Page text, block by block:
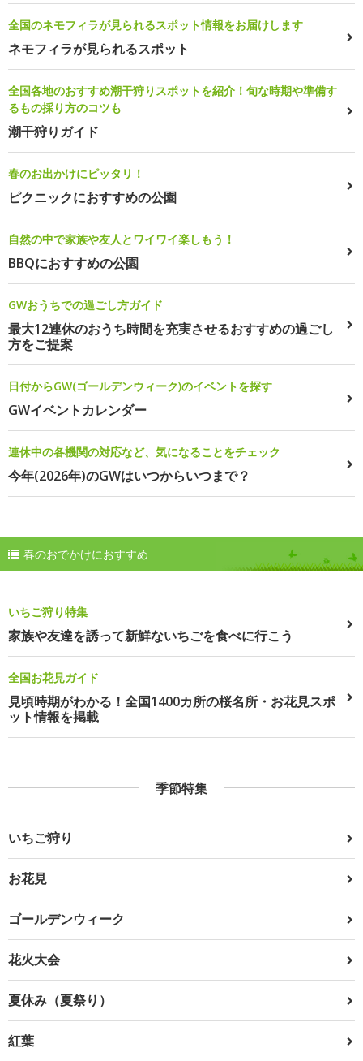
全国のネモフィラが見られるスポット情報をお届けします
ネモフィラが見られるスポット
全国各地のおすすめ潮干狩りスポットを紹介！旬な時期や準備す
るもの採り方のコツも
潮干狩りガイド
春のお出かけにピッタリ！
ピクニックにおすすめの公園
自然の中で家族や友人とワイワイ楽しもう！
BBQにおすすめの公園
GWおうちでの過ごし方ガイド
最大12連休のおうち時間を充実させるおすすめの過ごし
方をご提案
日付からGW(ゴールデンウィーク)のイベントを探す
GWイベントカレンダー
連休中の各機関の対応など、気になることをチェック
今年(2026年)のGWはいつからいつまで？
春のおでかけにおすすめ
いちご狩り特集
家族や友達を誘って新鮮ないちごを食べに行こう
全国お花見ガイド
見頃時期がわかる！全国1400カ所の桜名所・お花見スポ
ット情報を掲載
季節特集
いちご狩り
お花見
ゴールデンウィーク
花火大会
夏休み（夏祭り）
紅葉